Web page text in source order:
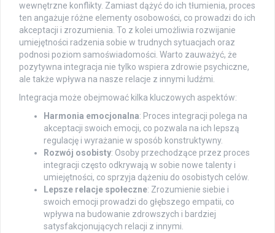
wewnętrzne konflikty. Zamiast dążyć do ich tłumienia, proces
ten angażuje różne elementy osobowości, co prowadzi do ich
akceptacji i zrozumienia. To z kolei umożliwia rozwijanie
umiejętności radzenia sobie w trudnych sytuacjach oraz
podnosi poziom samoświadomości. Warto zauważyć, że
pozytywna integracja nie tylko wspiera zdrowie psychiczne,
ale także wpływa na nasze relacje z innymi ludźmi.
Integracja może obejmować kilka kluczowych aspektów:
Harmonia emocjonalna: Proces integracji polega na
akceptacji swoich emocji, co pozwala na ich lepszą
regulację i wyrażanie w sposób konstruktywny.
Rozwój osobisty: Osoby przechodzące przez proces
integracji często odkrywają w sobie nowe talenty i
umiejętności, co sprzyja dążeniu do osobistych celów.
Lepsze relacje społeczne: Zrozumienie siebie i
swoich emocji prowadzi do głębszego empatii, co
wpływa na budowanie zdrowszych i bardziej
satysfakcjonujących relacji z innymi.